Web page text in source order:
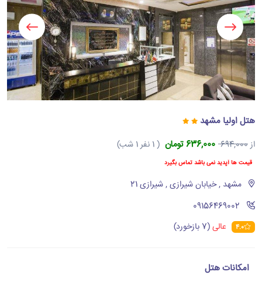
هتل اولیا مشهد
از694,000 636,000 تومان ( 1 نفر 1 شب)
قیمت ها آپدید نمی باشد تماس بگیرد
مشهد , خیابان شیرازی , شیرازی 21
‪09156469002‬
4.0 عالی(7 بازخورد)
امکانات هتل